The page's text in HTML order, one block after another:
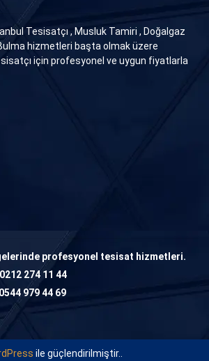
Tesisatçı , Musluk Tamiri , Doğalgaz
hizmetleri başta olmak üzere
için profesyonel ve uygun fiyatlarla
profesyonel tesisat hizmetleri.
274 11 44
979 44 69
ile güçlendirilmiştir..